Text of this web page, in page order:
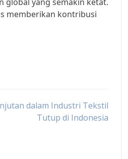
memberikan kontribusi
dalam Industri Tekstil
Tutup di Indonesia